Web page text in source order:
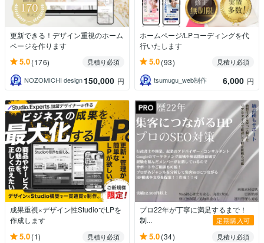
更新できる！デザイン重視のホーム
ページを作ります
5.0(176)
見積り必須
NOZOMICHI design150,000 円
ホームページ/LPコーディングを代
行いたします
5.0(93)
見積り必須
tsumugu_web制作
6,000 円
成果重視×デザイン性StudioでLPを
作成します
5.0(1)
見積り必須
プロ22年が丁寧に満足するまで！
制...
定期購入可
5.0(34)
見積り必須